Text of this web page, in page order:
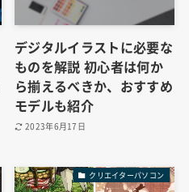
デジタルイラストに必要な
ものを解説 初心者は何か
ら揃えるべきか、おすすめ
モデルも紹介
2023年6月17日
クリエイターパソコン